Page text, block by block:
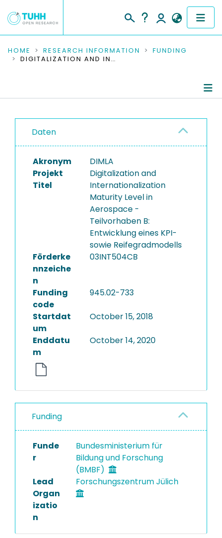
COMMUNITIES & COLLECTIONS
RESEARCH DATA
PEOPLE
INSTITUTIONS
PROJECTS
HOME RESEARCH INFORMATION
FUNDING
DIGITALIZATION AND INTERNATIONALIZATION MATURITY LEVEL IN AEROSPACE - TEILVORHABEN B: ENTWICKLUNG EINES KPI-SOWIE REIFEGRADMODELLS
Daten
Akronym
DIMLA
Projekt
Titel
Digitalization and
Internationalization
Maturity Level in
Aerospace -
Teilvorhaben B:
Entwicklung eines KPI-
sowie Reifegradmodells
Förderke
nnzeiche
n
03INT504CB
Funding
code
945.02-733
Startdat
um
October 15, 2018
Enddatu
m
October 14, 2020
Funding
Funde
r
Bundesministerium für
Bildung und Forschung
(BMBF)
Lead
Organ
izatio
n
Forschungszentrum Jülich